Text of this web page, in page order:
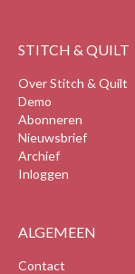
STITCH & QUILT
Over Stitch & Quilt
Demo
Abonneren
Nieuwsbrief
Archief
Inloggen
ALGEMEEN
Contact